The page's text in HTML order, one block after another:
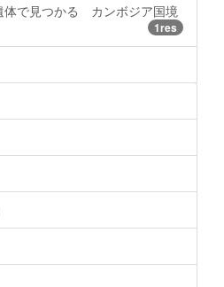
体で見つかる カンボジア国境
1res